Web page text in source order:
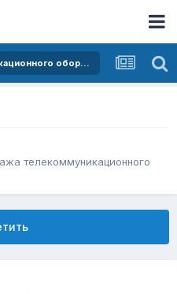
Покупка и продажа телекоммуникационного оборудования
телекоммуникационного